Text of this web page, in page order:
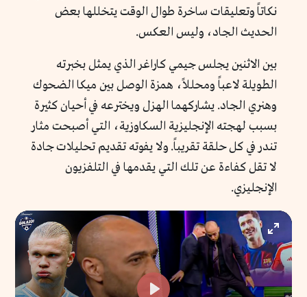
نكاتاً وتعليقات ساخرة طوال الوقت يتخللها بعض
الحديث الجاد، وليس العكس.
بين الاثنين يجلس جيمي كاراغر الذي يمثل بخبرته
الطويلة لاعباً ومحللاً، همزة الوصل بين ميكا الضحوك
وهنري الجاد. يشاركهما الهزل ويخترعه في أحيان كثيرة
بسبب لهجته الإنجليزية السكاوزية، التي أصبحت مثار
تندر في كل حلقة تقريباً. ولا يفوته تقديم تحليلات جادة
لا تقل كفاءة عن تلك التي يقدمها في التلفزيون
الإنجليزي.
Enter